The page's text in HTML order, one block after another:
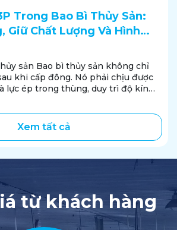
Trong Bao Bì Thủy Sản:
Giữ Chất Lượng Và Hình
sản Bao bì thủy sản không chỉ
khi cấp đông. Nó phải chịu được
lực ép trong thùng, duy trì độ kín
Xem tất cả
từ khách hàng